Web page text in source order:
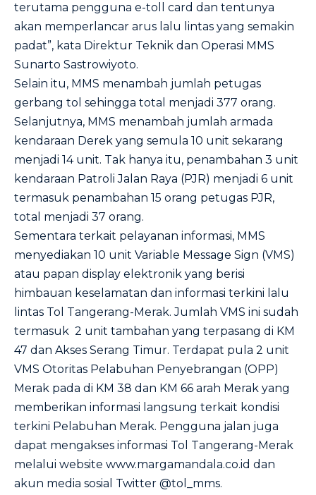
terutama pengguna e-toll card dan tentunya
akan memperlancar arus lalu lintas yang semakin
padat”, kata Direktur Teknik dan Operasi MMS
Sunarto Sastrowiyoto.
Selain itu, MMS menambah jumlah petugas
gerbang tol sehingga total menjadi 377 orang.
Selanjutnya, MMS menambah jumlah armada
kendaraan Derek yang semula 10 unit sekarang
menjadi 14 unit. Tak hanya itu, penambahan 3 unit
kendaraan Patroli Jalan Raya (PJR) menjadi 6 unit
termasuk penambahan 15 orang petugas PJR,
total menjadi 37 orang.
Sementara terkait pelayanan informasi, MMS
menyediakan 10 unit Variable Message Sign (VMS)
atau papan display elektronik yang berisi
himbauan keselamatan dan informasi terkini lalu
lintas Tol Tangerang-Merak. Jumlah VMS ini sudah
termasuk 2 unit tambahan yang terpasang di KM
47 dan Akses Serang Timur. Terdapat pula 2 unit
VMS Otoritas Pelabuhan Penyebrangan (OPP)
Merak pada di KM 38 dan KM 66 arah Merak yang
memberikan informasi langsung terkait kondisi
terkini Pelabuhan Merak. Pengguna jalan juga
dapat mengakses informasi Tol Tangerang-Merak
melalui website www.margamandala.co.id dan
akun media sosial Twitter @tol_mms.